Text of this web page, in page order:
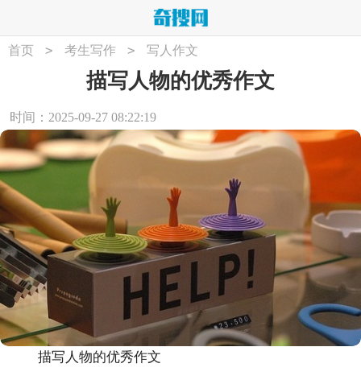
首页 > 考生写作 > 写人作文
描写人物的优秀作文
时间：2025-09-27 08:22:19
描写人物的优秀作文